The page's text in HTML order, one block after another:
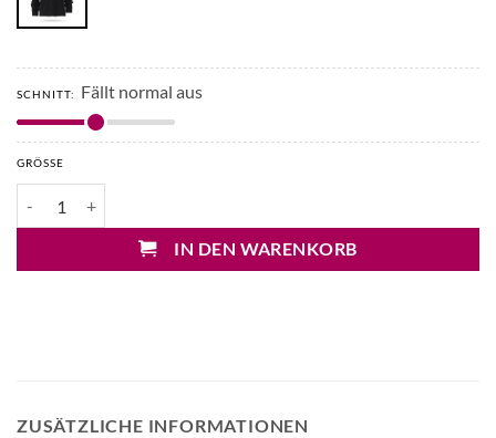
SCHNITT: Fällt normal aus
GRÖSSE
IN DEN WARENKORB
ZUSÄTZLICHE INFORMATIONEN